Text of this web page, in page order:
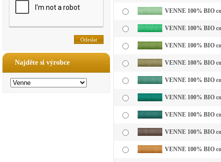
Najděte si výrobce
VENNE 100% BIO
VENNE 100% BIO
VENNE 100% BIO
VENNE 100% BIO
VENNE 100% BIO
VENNE 100% BIO
VENNE 100% BIO
VENNE 100% BIO
VENNE 100% BIO